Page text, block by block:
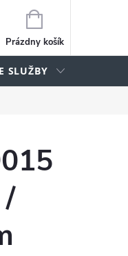
NÁKUPNÝ
KOŠÍK
Prázdny košík
SLUŽBY